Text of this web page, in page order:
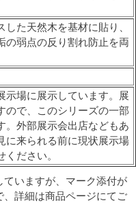
た天然木を基材に貼り、
の弱点の反り割れ防止を両
示場に展示しています。展
ので、このシリーズの一部
。外部展示会出店などもあ
に来られる前に現状展示場
ださい。
いますが、マーク添付が
詳細は商品ページにてご